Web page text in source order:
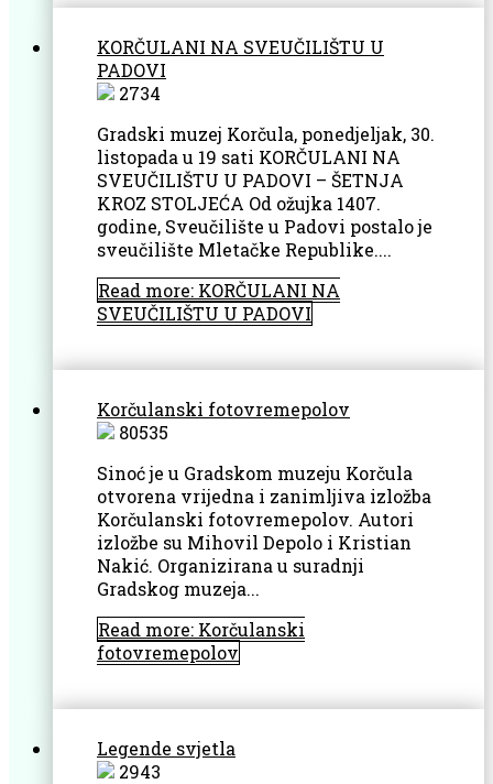
KORČULANI NA SVEUČILIŠTU U
PADOVI
2734
Gradski muzej Korčula, ponedjeljak, 30.
listopada u 19 sati KORČULANI NA
SVEUČILIŠTU U PADOVI – ŠETNJA
KROZ STOLJEĆA Od ožujka 1407.
godine, Sveučilište u Padovi postalo je
sveučilište Mletačke Republike....
Read more: KORČULANI NA
SVEUČILIŠTU U PADOVI
Korčulanski fotovremepolov
80535
Sinoć je u Gradskom muzeju Korčula
otvorena vrijedna i zanimljiva izložba
Korčulanski fotovremepolov. Autori
izložbe su Mihovil Depolo i Kristian
Nakić. Organizirana u suradnji
Gradskog muzeja...
Read more: Korčulanski
fotovremepolov
Legende svjetla
2943